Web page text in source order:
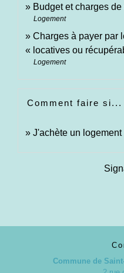
Budget et charges
Logement
Charges à payer par
« locatives ou
Logement
Comment faire si...
J'achète un logement
Commune de